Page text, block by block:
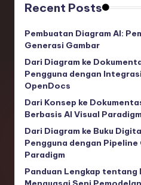
Recent Posts
Pembuatan Diagram AI:
Generasi Gambar
Dari Diagram ke
Pengguna dengan
OpenDocs
Dari Konsep ke
Berbasis AI Visual Paradigm
Dari Diagram ke Buku
Pengguna dengan
Paradigm
Panduan Lengkap tentang